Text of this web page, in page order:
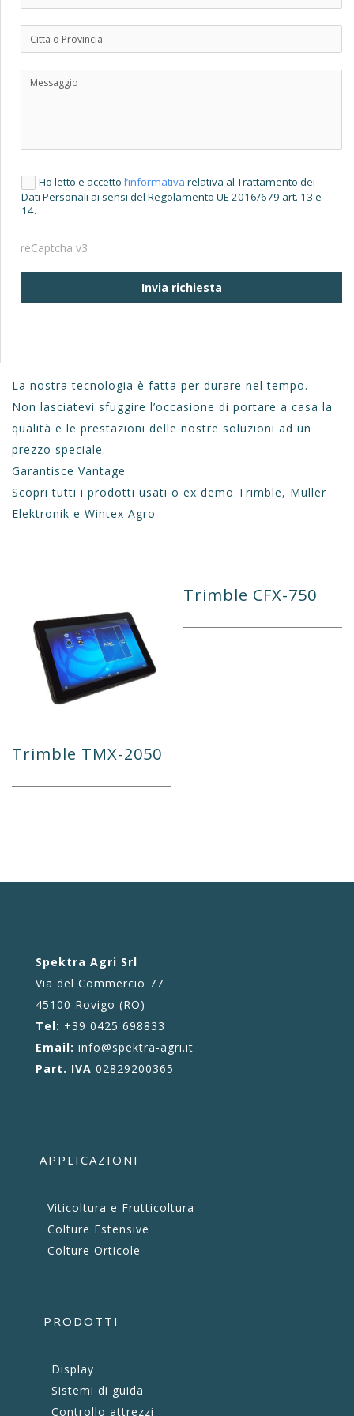
Ho letto e accettol’informativa relativa al Trattamento dei
Dati Personali ai sensi del Regolamento UE 2016/679 art. 13 e
14.
reCaptcha v3
Invia richiesta
La nostra tecnologia è fatta per durare nel tempo.
Non lasciatevi sfuggire l’occasione di portare a casa la
qualità e le prestazioni delle nostre soluzioni ad un
prezzo speciale.
Garantisce Vantage
Scopri tutti i prodotti usati o ex demo Trimble, Muller
Elektronik e Wintex Agro
Trimble TMX-2050
Trimble CFX-750
Spektra Agri Srl
Via del Commercio 77
45100 Rovigo (RO)
Tel: +39 0425 698833
Email: info@spektra-agri.it
Part. IVA 02829200365
APPLICAZIONI
Viticoltura e Frutticoltura
Colture Estensive
Colture Orticole
PRODOTTI
Display
Sistemi di guida
Controllo attrezzi